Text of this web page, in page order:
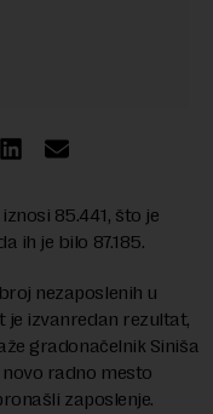
85.441, što je
ih je bilo 87.185.
nezaposlenih u
je izvanredan rezultat,
gradonačelnik Siniša
novo radno mesto
zaposlenje.